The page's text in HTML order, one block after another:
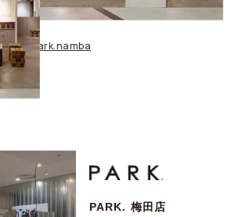
park.namba
PARK. 梅田店